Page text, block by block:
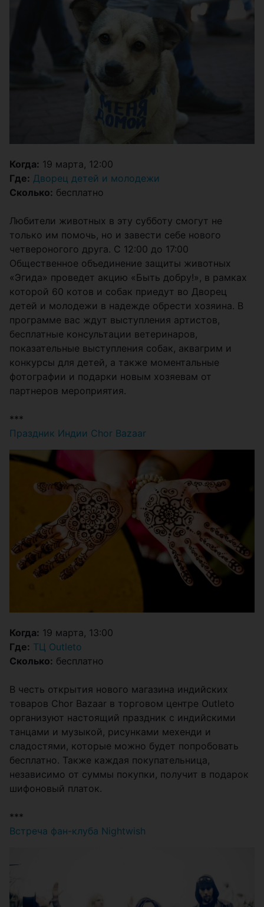
Когда: 19 марта, 12:00
Где: Дворец детей и молодежи
Сколько: бесплатно
Любители животных в эту субботу смогут не
только им помочь, но и завести себе нового
четвероногого друга. С 12:00 до 17:00
Общественное объединение защиты животных
«Эгида» проведет акцию «Быть добру!», в рамках
которой 60 котов и собак приедут во Дворец
детей и молодежи в надежде обрести хозяина. В
программе вас ждут выступления артистов,
бесплатные консультации ветеринаров,
показательные выступления собак, аквагрим и
конкурсы для детей, а также моментальные
фотографии и подарки новым хозяевам от
партнеров мероприятия.
***
Праздник Индии Chor Bazaar
Когда: 19 марта, 13:00
Где: ТЦ Outleto
Сколько: бесплатно
В честь открытия нового магазина индийских
товаров Chor Bazaar в торговом центре Outleto
организуют настоящий праздник с индийскими
танцами и музыкой, рисунками мехенди и
сладостями, которые можно будет попробовать
бесплатно. Также каждая покупательница,
независимо от суммы покупки, получит в подарок
шифоновый платок.
***
Встреча фан-клуба Nightwish